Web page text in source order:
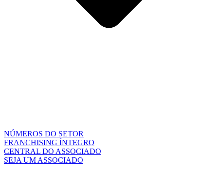
NÚMEROS DO SETOR
FRANCHISING ÍNTEGRO
CENTRAL DO ASSOCIADO
SEJA UM ASSOCIADO